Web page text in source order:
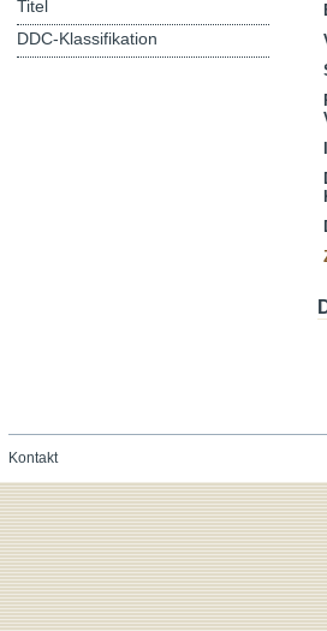
Titel
DDC-Klassifikation
Kontakt